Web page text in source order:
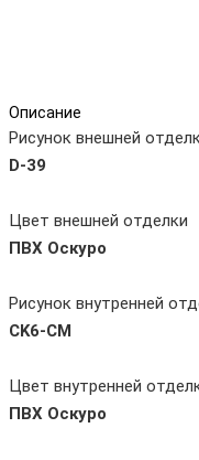
Описание
Рисунок внешней
D-39
Цвет внешней отделки
ПВХ Оскуро
Рисунок внутренней
CK6-CM
Цвет внутренней
ПВХ Оскуро